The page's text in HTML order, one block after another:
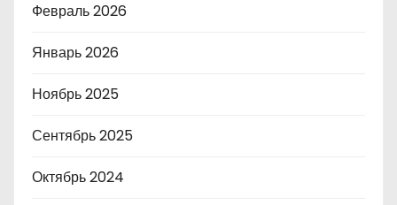
Февраль 2026
Январь 2026
Ноябрь 2025
Сентябрь 2025
Октябрь 2024